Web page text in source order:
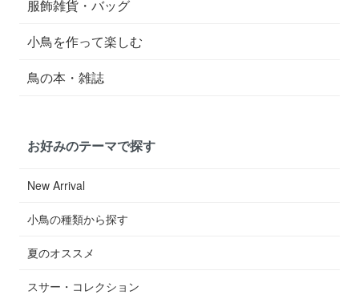
服飾雑貨・バッグ
小鳥を作って楽しむ
鳥の本・雑誌
お好みのテーマで探す
New Arrival
小鳥の種類から探す
夏のオススメ
スサー・コレクション